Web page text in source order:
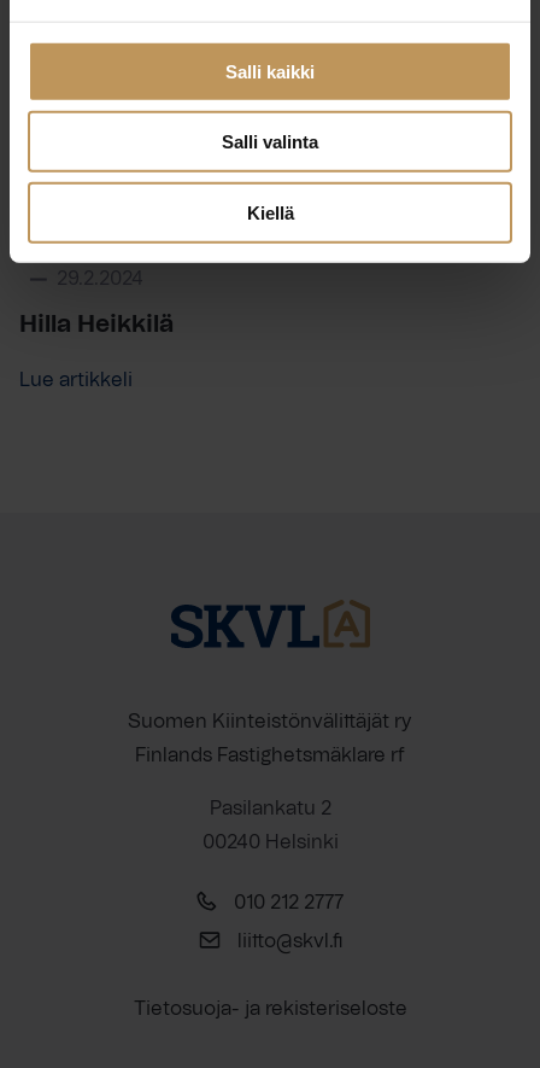
Salli kaikki
Salli valinta
Kiellä
29.2.2024
Hilla Heikkilä
Lue artikkeli
Suomen Kiinteistönvälittäjät ry
Finlands Fastighetsmäklare rf
Pasilankatu 2
00240 Helsinki
010 212 2777
liitto@skvl.fi
Tietosuoja- ja rekisteriseloste